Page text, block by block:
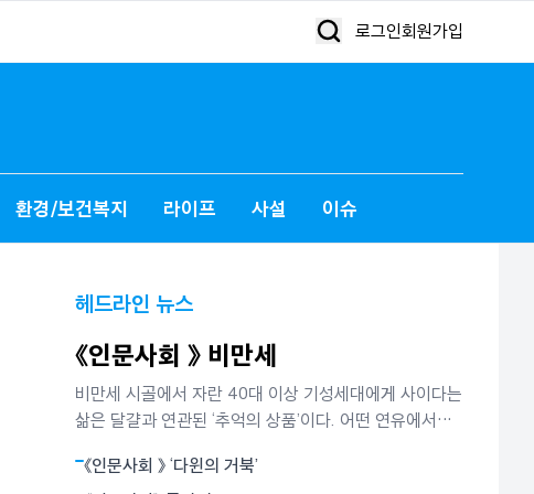
로그인회원가입
환경/보건복지 라이프 사설 이슈
헤드라인 뉴스
《인문사회 》 비만세
비만세 시골에서 자란 40대 이상 기성세대에게 사이다는
삶은 달걀과 연관된 ‘추억의 상품’이다. 어떤 연유에서인
은 달걀과 떼려야 뗄 수 없는 ‘실과 바늘’ 같은 존재였다.
《인문사회 》 ‘다윈의 거북’